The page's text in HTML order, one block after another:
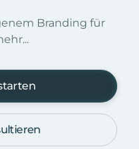
Branding für